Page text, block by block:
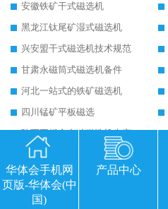
安徽铁矿干式磁选机
黑龙江钛尾矿湿式磁选机
兴安盟干式磁选机技术规范
甘肃永磁筒式磁选机备件
河北一站式的铁矿磁选机
四川锰矿平板磁选
陕西平板全自动磁选机生产厂家
湖北强磁永磁滚筒
福建砂土矿干式磁选机
黑龙江强磁滚筒生产厂家
华体会手机网
页版-华体会(中
国)
产品中心